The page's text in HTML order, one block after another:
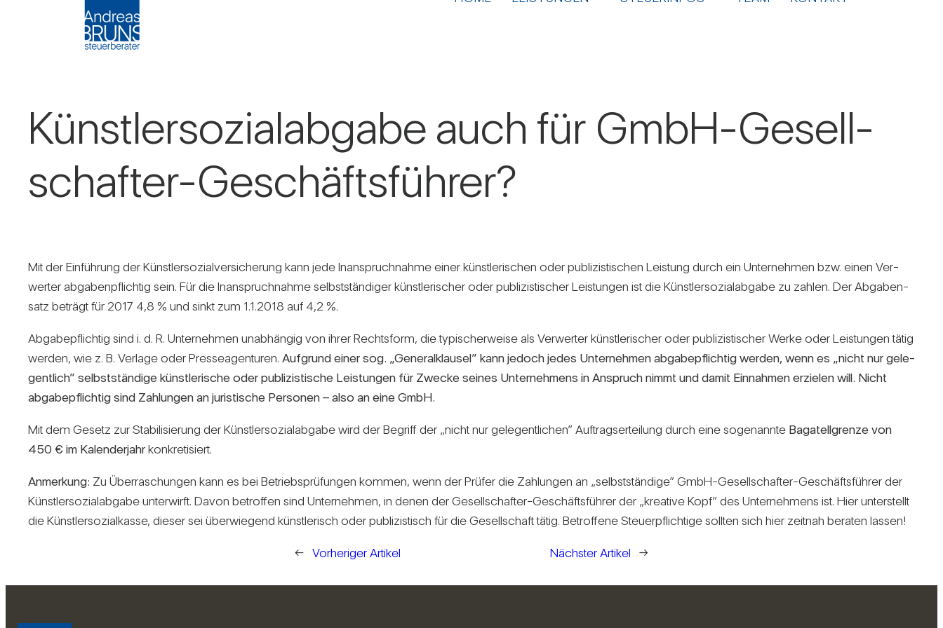
Künst­ler­so­zi­al­ab­gabe auch für GmbH-Gesell­
schafter-Geschäfts­führer?
Mit der Ein­füh­rung der Künst­ler­so­zi­al­ver­si­che­rung kann jede Inan­spruch­nahme einer künst­le­ri­schen oder publi­zis­ti­schen Leis­tung durch ein Unter­nehmen bzw. einen Ver­
werter abga­ben­pflichtig sein. Für die Inan­spruch­nahme selbst­stän­diger künst­le­ri­scher oder publi­zis­ti­scher Leis­tungen ist die Künst­ler­so­zi­al­ab­gabe zu zahlen. Der Abga­ben­
satz beträgt für 2017 4,8 % und sinkt zum 1.1.2018 auf 4,2 %.
Abga­be­pflichtig sind i. d. R. Unter­nehmen unab­hängig von ihrer Rechts­form, die typi­scher­weise als Ver­werter künst­le­ri­scher oder publi­zis­ti­scher Werke oder Leis­tungen tätig
werden, wie z. B. Ver­lage oder Pres­se­agen­turen. Auf­grund einer sog. „Gene­ral­klausel” kann jedoch jedes Unter­nehmen abga­be­pflichtig werden, wenn es „nicht nur gele­
gent­lich” selbst­stän­dige künst­le­ri­sche oder publi­zis­ti­sche Leis­tungen für Zwecke seines Unter­neh­mens in Anspruch nimmt und damit Ein­nahmen erzielen will. Nicht
abga­be­pflichtig sind Zah­lungen an juris­ti­sche Per­sonen – also an eine GmbH.
Mit dem Gesetz zur Sta­bi­li­sie­rung der Künst­ler­so­zi­al­ab­gabe wird der Begriff der „nicht nur gele­gent­li­chen” Auf­trags­er­tei­lung durch eine soge­nannte Baga­tell­grenze von
450 € im Kalen­der­jahrkon­kre­ti­siert.
Anmer­kung: Zu Über­ra­schungen kann es bei Betriebs­prü­fungen kommen, wenn der Prüfer die Zah­lungen an „selbst­stän­dige” GmbH-Gesell­schafter-Geschäfts­führer der
Künst­ler­so­zi­al­ab­gabe unter­wirft. Davon betroffen sind Unter­nehmen, in denen der Gesell­schafter-Geschäfts­führer der „krea­tive Kopf” des Unter­neh­mens ist. Hier unter­stellt
die Künst­ler­so­zi­al­kasse, dieser sei über­wie­gend künst­le­risch oder publi­zis­tisch für die Gesell­schaft tätig. Betrof­fene Steu­er­pflich­tige sollten sich hier zeitnah beraten lassen!
← Vorheriger Artikel Nächster Artikel →